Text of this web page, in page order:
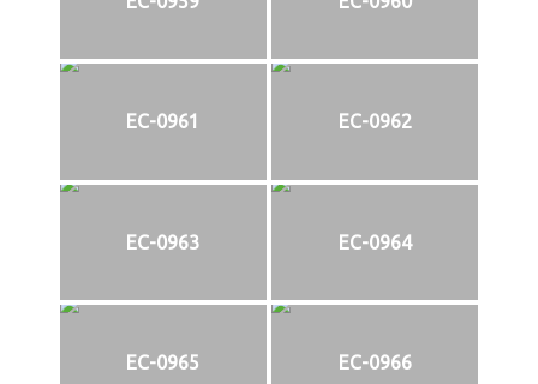
EC-0961 EC-0962
EC-0963 EC-0964
EC-0965 EC-0966